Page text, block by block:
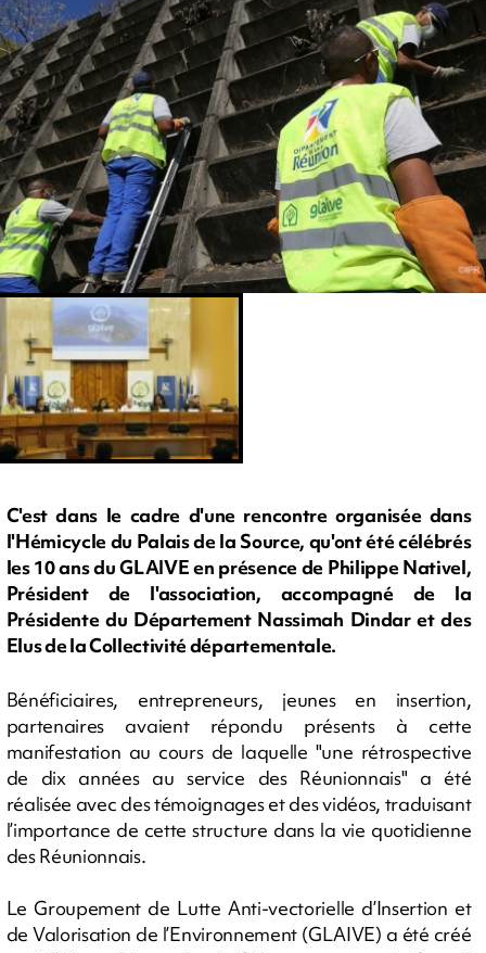
C'est dans le cadre d'une rencontre organisée dans
l'Hémicycle du Palais de la Source, qu'ont été célébrés
les 10 ans du GLAIVE en présence de Philippe Nativel,
Président de l'association, accompagné de la
Présidente du Département Nassimah Dindar et des
Elus de la Collectivité départementale.
Bénéficiaires, entrepreneurs, jeunes en insertion,
partenaires avaient répondu présents à cette
manifestation au cours de laquelle "une rétrospective
de dix années au service des Réunionnais" a été
réalisée avec des témoignages et des vidéos, traduisant
l’importance de cette structure dans la vie quotidienne
des Réunionnais.
Le Groupement de Lutte Anti-vectorielle d’Insertion et
de Valorisation de l’Environnement (GLAIVE) a été créé